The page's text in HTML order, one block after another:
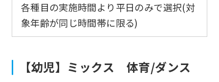
各種目の実施時間より平日のみで選択(対
象年齢が同じ時間帯に限る)
【幼児】ミックス 体育/ダンス